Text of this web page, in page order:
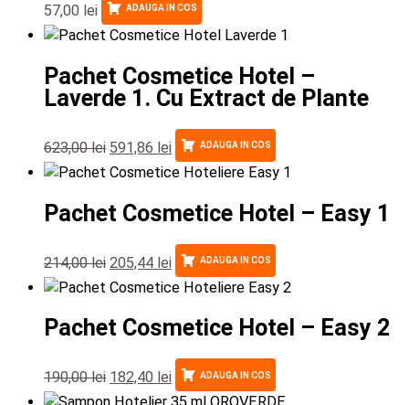
57,00 lei ADAUGA IN COS
Pachet Cosmetice Hotel –
Laverde 1. Cu Extract de Plante
623,00lei 591,86 lei ADAUGA IN COS
Pachet Cosmetice Hotel – Easy 1
214,00lei 205,44 lei ADAUGA IN COS
Pachet Cosmetice Hotel – Easy 2
190,00lei 182,40 lei ADAUGA IN COS